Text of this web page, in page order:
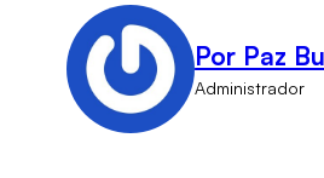
Por Paz
Administrador